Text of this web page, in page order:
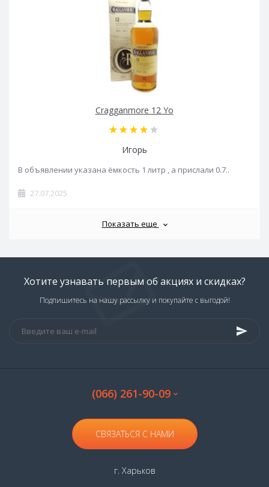
Cragganmore 12 Yo
Игорь
В объявлении указана ёмкость 1 литр , а прислали 0.7..
27.07.2025
Показать еще
Хотите узнавать первым об акциях и скидках?
Подпишитесь на нашу рассылку и покупайте с выгодой!
(066) 261-90-09
СВЯЗАТЬСЯ С НАМИ
г. Харьков